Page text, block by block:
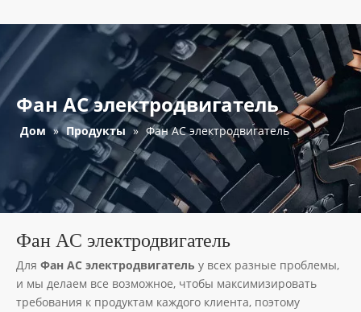
Фан AC электродвигатель
Дом » Продукты » Фан AC электродвигатель
Фан AC электродвигатель
Для Фан AC электродвигатель у всех разные проблемы,
и мы делаем все возможное, чтобы максимизировать
требования к продуктам каждого клиента, поэтому